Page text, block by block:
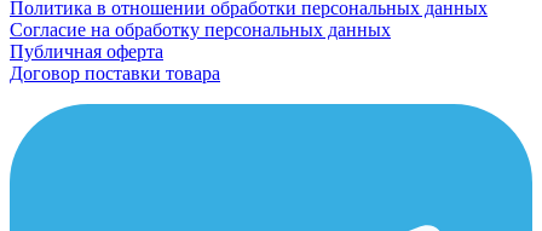
Политика в отношении обработки персональных данных
Согласие на обработку персональных данных
Публичная оферта
Договор поставки товара